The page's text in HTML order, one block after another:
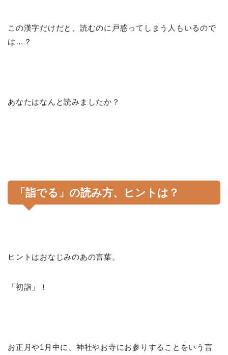
この漢字だけだと、読むのに戸惑ってしまう人もいるので
は…？
あなたはなんと読みましたか？
「詣でる」の読み方、ヒントは？
ヒントはおなじみのあの言葉。
「初詣」！
お正月や1月中に、神社やお寺にお参りすることをいう言